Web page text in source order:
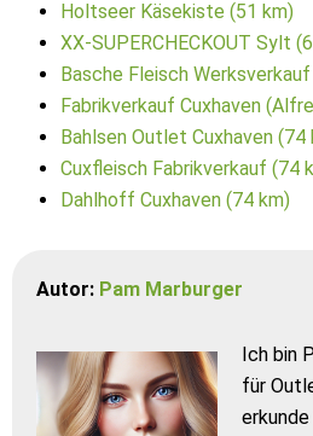
Holtseer Käsekiste (51 km)
XX-SUPERCHECKOUT Sylt
Basche Fleisch
Fabrikverkauf Cuxhaven
Bahlsen Outlet Cuxhaven (74
Cuxfleisch Fabrikverkauf (74
Dahlhoff Cuxhaven (74 km)
Autor: Pam Marburger
Ich bin
für